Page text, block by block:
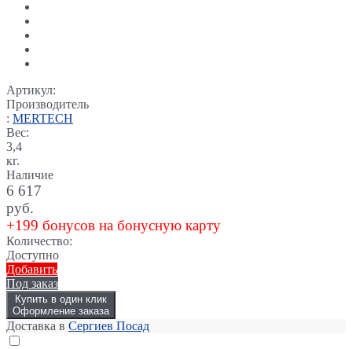
Артикул:
Производитель
: MERTECH
Вес:
3,4
кг.
Наличие
6 617
руб.
+199 бонусов на бонусную карту
Количество:
Доступно
Добавить
Под заказ
Купить в один клик
Оформление заказа
Доставка в Сергиев Посад